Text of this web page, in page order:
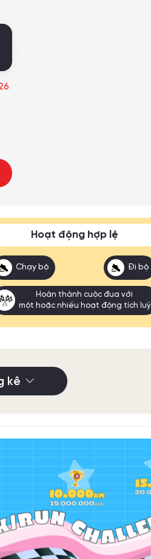
Hoạt động hợp lệ
Chạy bộ Đi bộ
Hoàn thành cuộc đua với
một hoặc nhiều hoạt động tích luỹ
kê